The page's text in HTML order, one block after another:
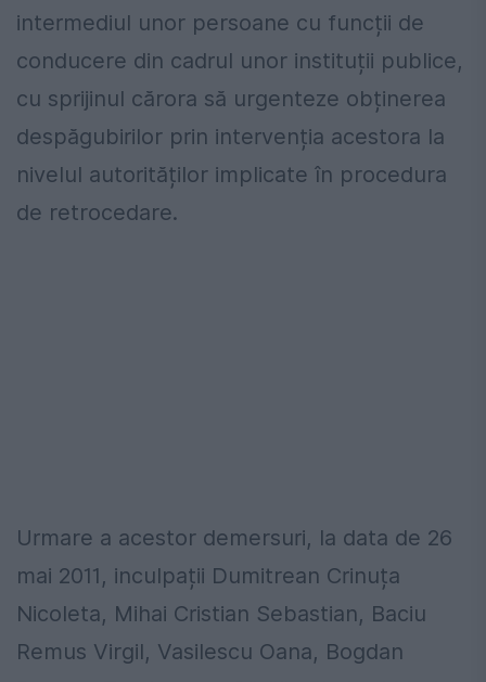
intermediul unor persoane cu funcții de
conducere din cadrul unor instituții publice,
cu sprijinul cărora să urgenteze obținerea
despăgubirilor prin intervenția acestora la
nivelul autorităților implicate în procedura
de retrocedare.
Urmare a acestor demersuri, la data de 26
mai 2011, inculpații Dumitrean Crinuța
Nicoleta, Mihai Cristian Sebastian, Baciu
Remus Virgil, Vasilescu Oana, Bogdan